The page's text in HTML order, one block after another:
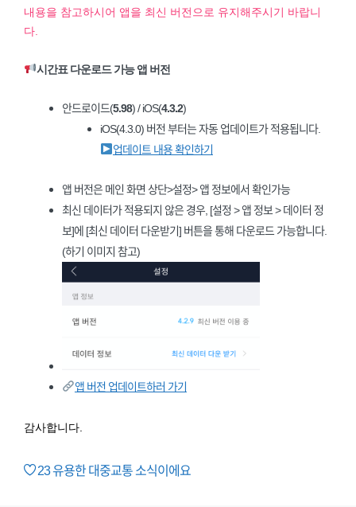
내용을 참고하시어 앱을 최신 버전으로 유지해주시기 바랍니
다.
시간표 다운로드 가능 앱 버전
안드로이드(5.98) /iOS(4.3.2)
iOS(4.3.0) 버전 부터는 자동 업데이트가 적용됩니다.
업데이트 내용 확인하기
앱 버전은 메인 화면 상단>설정> 앱 정보에서 확인가능
최신 데이터가 적용되지 않은 경우, [설정 > 앱 정보 > 데이터 정
보]에 [최신 데이터 다운받기] 버튼을 통해 다운로드 가능합니다.
(하기 이미지 참고)
앱 버전 업데이트하러 가기
감사합니다.
23유용한 대중교통 소식이에요